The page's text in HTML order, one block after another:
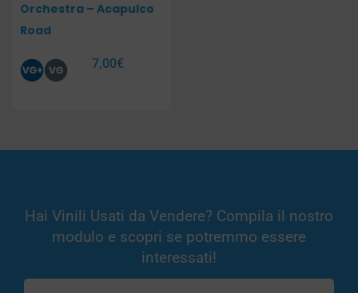
Orchestra – Acapulco
Road
7,00€
Hai Vinili Usati da Vendere? Compila il nostro
modulo e scopri se potremmo essere
interessati!